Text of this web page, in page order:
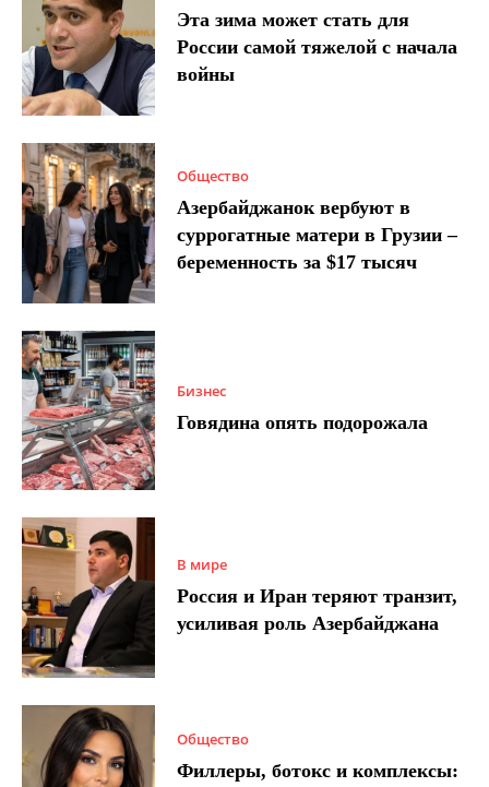
Эта зима может стать для
России самой тяжелой с начала
войны
Общество
Азербайджанок вербуют в
суррогатные матери в Грузии –
беременность за $17 тысяч
Бизнес
Говядина опять подорожала
В мире
Россия и Иран теряют транзит,
усиливая роль Азербайджана
Общество
Филлеры, ботокс и комплексы: